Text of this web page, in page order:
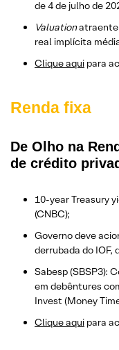
de 4 de julho de
Valuationatraente
real implícita
​Clique aqui para
Renda fixa
De Olho na
de crédito
10-year Treasury
(CNBC);
Governo deve
derrubada do IOF,
Sabesp (SBSP3):
em debêntures
Invest (Money
Clique aqui para